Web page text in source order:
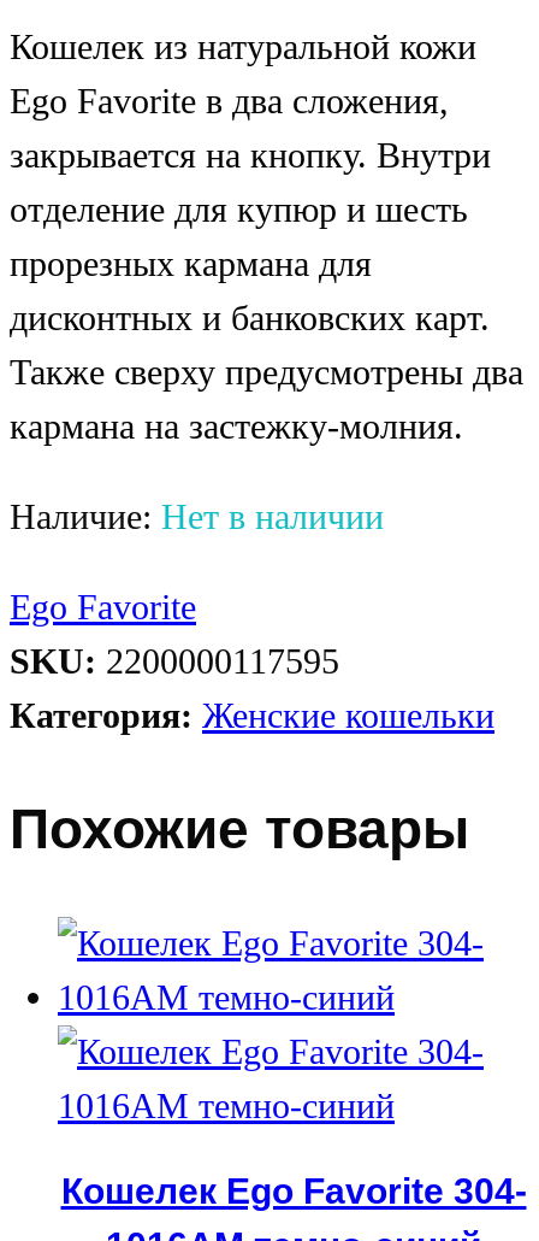
Кошелек из натуральной кожи
Ego Favorite в два сложения,
закрывается на кнопку. Внутри
отделение для купюр и шесть
прорезных кармана для
дисконтных и банковских карт.
Также сверху предусмотрены два
кармана на застежку-молния.
Наличие: Нет в наличии
Ego Favorite
SKU: 2200000117595
Категория: Женские кошельки
Похожие товары
Кошелек Ego Favorite 304-